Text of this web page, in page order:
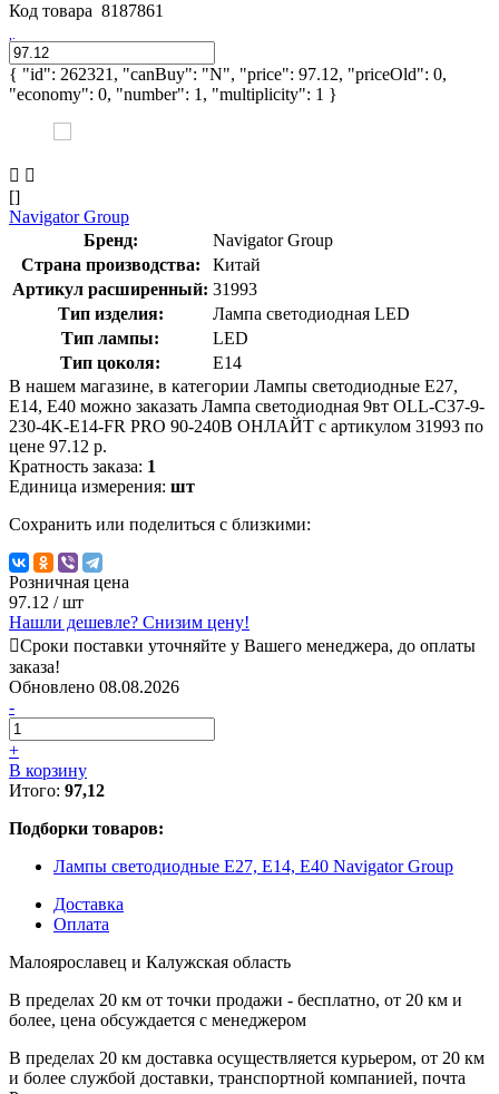
Код товара 8187861
{ "id": 262321, "canBuy": "N", "price": 97.12, "priceOld": 0,
"economy": 0, "number": 1, "multiplicity": 1 }
[]
Navigator Group
Бренд:
Navigator Group
Страна производства:
Китай
Артикул расширенный: 31993
Тип изделия:
Лампа светодиодная LED
Тип лампы:
LED
Тип цоколя:
E14
В нашем магазине, в категории Лампы светодиодные E27,
E14, E40 можно заказать Лампа светодиодная 9вт OLL-C37-9-
230-4K-E14-FR PRO 90-240В ОНЛАЙТ с артикулом 31993 по
цене 97.12 р.
Кратность заказа: 1
Единица измерения: шт
Сохранить или поделиться с близкими:
Розничная цена
97.12 / шт
Нашли дешевле? Снизим цену!
Сроки поставки уточняйте у Вашего менеджера, до оплаты
заказа!
Обновлено 08.08.2026
-
+
В корзину
Итого: 97,12
Подборки товаров:
Лампы светодиодные E27, E14, E40 Navigator Group
Доставка
Оплата
Малоярославец и Калужская область
В пределах 20 км от точки продажи - бесплатно, от 20 км и
более, цена обсуждается с менеджером
В пределах 20 км доставка осуществляется курьером, от 20 км
и более службой доставки, транспортной компанией, почта